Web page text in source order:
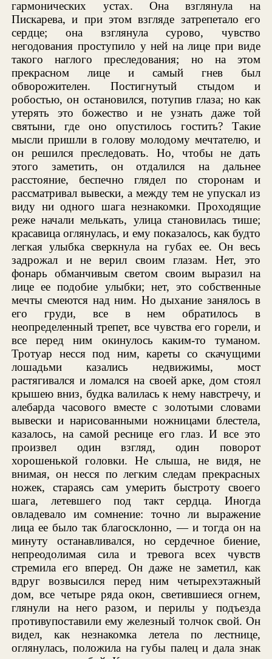
гармонических устах. Она взглянула на
Пискарева, и при этом взгляде затрепетало его
сердце; она взглянула сурово, чувство
негодования проступило у ней на лице при виде
такого наглого преследования; но на этом
прекрасном лице и самый гнев был
обворожителен. Постигнутый стыдом и
робостью, он остановился, потупив глаза; но как
утерять это божество и не узнать даже той
святыни, где оно опустилось гостить? Такие
мысли пришли в голову молодому мечтателю, и
он решился преследовать. Но, чтобы не дать
этого заметить, он отдалился на дальнее
расстояние, беспечно глядел по сторонам и
рассматривал вывески, а между тем не упускал из
виду ни одного шага незнакомки. Проходящие
реже начали мелькать, улица становилась тише;
красавица оглянулась, и ему показалось, как будто
легкая улыбка сверкнула на губах ее. Он весь
задрожал и не верил своим глазам. Нет, это
фонарь обманчивым светом своим выразил на
лице ее подобие улыбки; нет, это собственные
мечты смеются над ним. Но дыхание занялось в
его груди, все в нем обратилось в
неопределенный трепет, все чувства его горели, и
все перед ним окинулось каким-то туманом.
Тротуар несся под ним, кареты со скачущими
лошадьми казались недвижимы, мост
растягивался и ломался на своей арке, дом стоял
крышею вниз, будка валилась к нему навстречу, и
алебарда часового вместе с золотыми словами
вывески и нарисованными ножницами блестела,
казалось, на самой реснице его глаз. И все это
произвел один взгляд, один поворот
хорошенькой головки. Не слыша, не видя, не
внимая, он несся по легким следам прекрасных
ножек, стараясь сам умерить быстроту своего
шага, летевшего под такт сердца. Иногда
овладевало им сомнение: точно ли выражение
лица ее было так благосклонно, — и тогда он на
минуту останавливался, но сердечное биение,
непреодолимая сила и тревога всех чувств
стремила его вперед. Он даже не заметил, как
вдруг возвысился перед ним четырехэтажный
дом, все четыре ряда окон, светившиеся огнем,
глянули на него разом, и перилы у подъезда
противупоставили ему железный толчок свой. Он
видел, как незнакомка летела по лестнице,
оглянулась, положила на губы палец и дала знак